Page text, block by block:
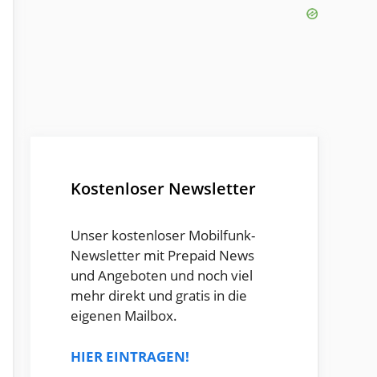
Kostenloser Newsletter
Unser kostenloser Mobilfunk-
Newsletter mit Prepaid News
und Angeboten und noch viel
mehr direkt und gratis in die
eigenen Mailbox.
HIER EINTRAGEN!